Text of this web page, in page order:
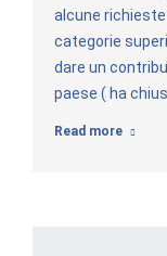
alcune
categorie
dare un
paese ( ha
Read more